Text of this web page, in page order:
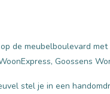
de meubelboulevard met
Goossens
stel je in een